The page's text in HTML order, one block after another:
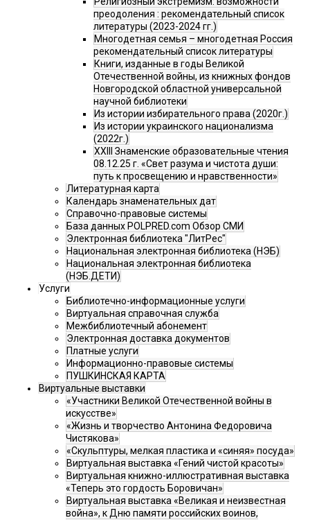
преодоления : рекомендательный список
литературы (2023-2024 гг.)
Многодетная семья – многодетная Россия
рекомендательный список литературы
Книги, изданные в годы Великой
Отечественной войны, из книжных фондов
Новгородской областной универсальной
научной библиотеки
Из истории избирательного права (2020г.)
Из истории украинского национализма
(2022г.)
XXIII Знаменские образовательные чтения
08.12.25 г. «Свет разума и чистота души:
путь к просвещению и нравственности»
Литературная карта
Календарь знаменательных дат
Справочно-правовые системы
База данных POLPRED.com Обзор СМИ
Электронная библиотека "ЛитРес"
Национальная электронная библиотека (НЭБ)
Национальная электронная библиотека
(НЭБ.ДЕТИ)
Услуги
Библиотечно-информационные услуги
Виртуальная справочная служба
Межбиблиотечный абонемент
Электронная доставка документов
Платные услуги
Информационно-правовые системы
ПУШКИНСКАЯ КАРТА
Виртуальные выставки
«Участники Великой Отечественной войны в
искусстве»
«Жизнь и творчество Антонина Федоровича
Чистякова»
«Скульптуры, мелкая пластика и «синяя» посуда»
Виртуальная выставка «Гений чистой красоты»
Виртуальная книжно-иллюстративная выставка
«Теперь это гордость Боровичан»
Виртуальная выставка «Великая и неизвестная
война», к Дню памяти российских воинов,